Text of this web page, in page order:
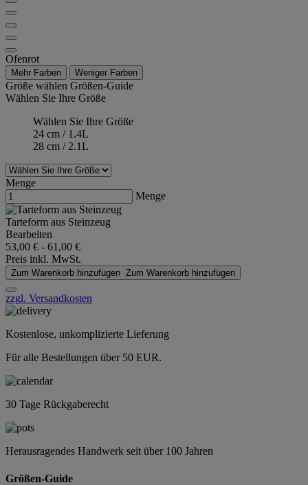
Ofenrot
Mehr Farben Weniger Farben
Größe wählen Größen-Guide
Wählen Sie Ihre Größe
Wählen Sie Ihre Größe
24 cm / 1.4L
28 cm / 2.1L
Menge
Menge
Tarteform aus Steinzeug
Bearbeiten
53,00 € - 61,00 €
Preis inkl. MwSt.
Zum Warenkorb hinzufügen Zum Warenkorb hinzufügen
zzgl. Versandkosten
Kostenlose, unkomplizierte Lieferung
Für alle Bestellungen über 50 EUR.
30 Tage Rückgaberecht
Herausragendes Handwerk seit über 100 Jahren
Größen-Guide